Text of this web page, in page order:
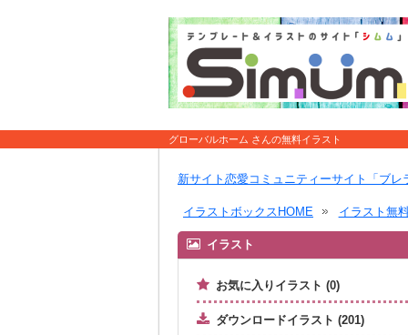
グローバルホーム さんの無料イラスト
新サイト恋愛コミュニティーサイト「ブレ
イラストボックスHOME イラスト無
イラスト
お気に入りイラスト (0)
ダウンロードイラスト (201)